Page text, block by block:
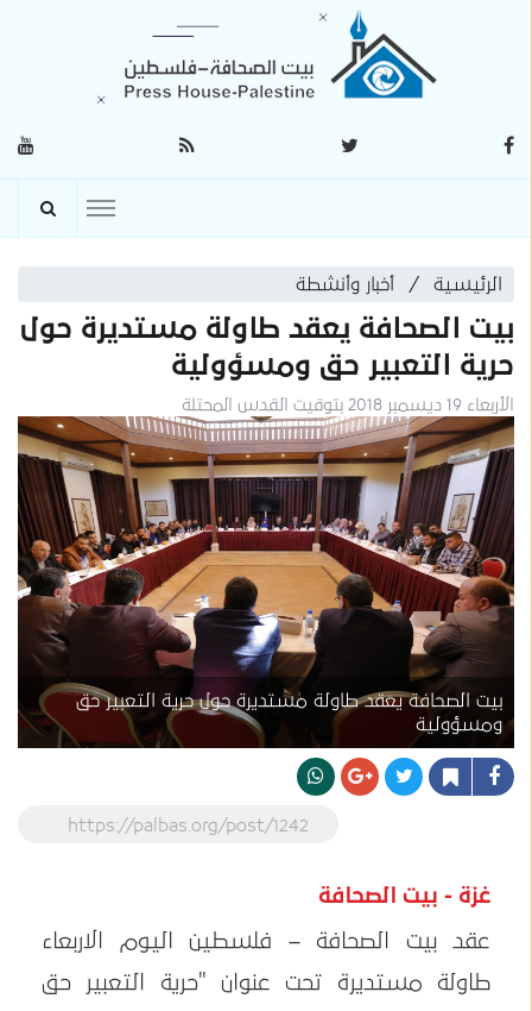
الرئيسية أخبار وأنشطة
بيت الصحافة يعقد طاولة مستديرة حول
حرية التعبير حق ومسؤولية
الأربعاء 19 ديسمبر 2018 بتوقيت القدس المحتلة
بيت الصحافة يعقد طاولة مستديرة حول حرية التعبير حق
ومسؤولية
https://palbas.org/post/1242
غزة - بيت الصحافة
عقد بيت الصحافة – فلسطين اليوم الاربعاء
طاولة مستديرة تحت عنوان "حرية التعبير حق